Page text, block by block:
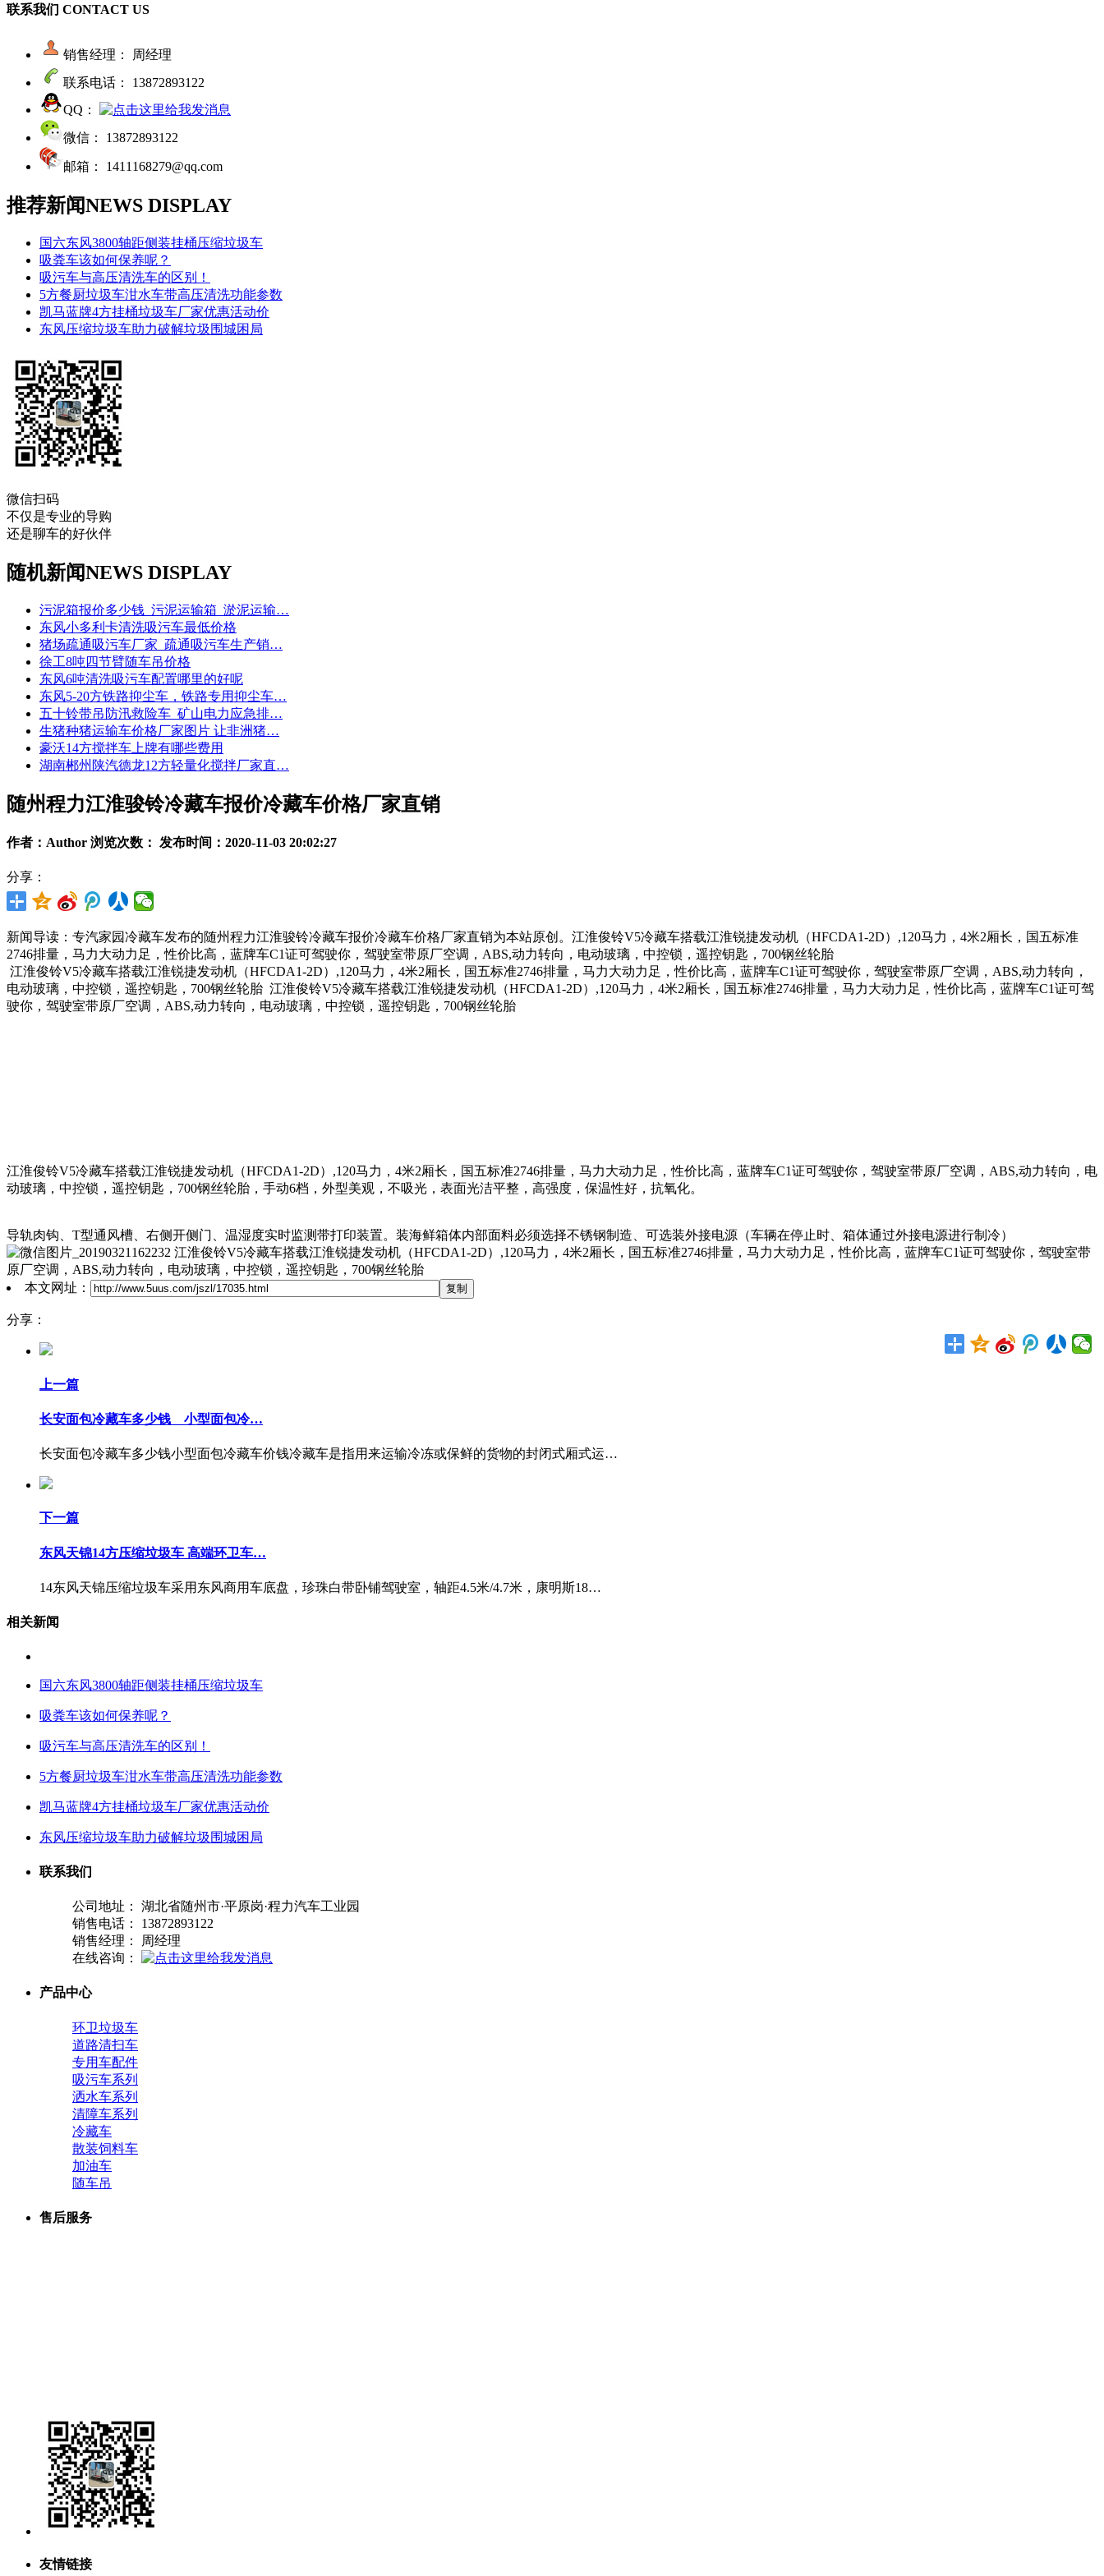
联系我们 CONTACT US
销售经理： 周经理
联系电话： 13872893122
QQ：
微信： 13872893122
邮箱： 1411168279@qq.com
推荐新闻NEWS DISPLAY
国六东风3800轴距侧装挂桶压缩垃圾车
吸粪车该如何保养呢？
吸污车与高压清洗车的区别！
5方餐厨垃圾车泔水车带高压清洗功能参数
凯马蓝牌4方挂桶垃圾车厂家优惠活动价
东风压缩垃圾车助力破解垃圾围城困局
微信扫码
不仅是专业的导购
还是聊车的好伙伴
随机新闻NEWS DISPLAY
污泥箱报价多少钱_污泥运输箱_淤泥运输…
东风小多利卡清洗吸污车最低价格
猪场疏通吸污车厂家_疏通吸污车生产销…
徐工8吨四节臂随车吊价格
东风6吨清洗吸污车配置哪里的好呢
东风5-20方铁路抑尘车，铁路专用抑尘车…
五十铃带吊防汛救险车_矿山电力应急排…
生猪种猪运输车价格厂家图片 让非洲猪…
豪沃14方搅拌车上牌有哪些费用
湖南郴州陕汽德龙12方轻量化搅拌厂家直…
随州程力江淮骏铃冷藏车报价冷藏车价格厂家直销
作者：Author 浏览次数： 发布时间：2020-11-03 20:02:27
分享：
新闻导读：专汽家园冷藏车发布的随州程力江淮骏铃冷藏车报价冷藏车价格厂家直销为本站原创。江淮俊铃V5冷藏车搭载江淮锐捷发动机（HFCDA1-2D）,120马力，4米2厢长，国五标准
2746排量，马力大动力足，性价比高，蓝牌车C1证可驾驶你，驾驶室带原厂空调，ABS,动力转向，电动玻璃，中控锁，遥控钥匙，700钢丝轮胎
江淮俊铃V5冷藏车搭载江淮锐捷发动机（HFCDA1-2D）,120马力，4米2厢长，国五标准2746排量，马力大动力足，性价比高，蓝牌车C1证可驾驶你，驾驶室带原厂空调，ABS,动力转向，
电动玻璃，中控锁，遥控钥匙，700钢丝轮胎 江淮俊铃V5冷藏车搭载江淮锐捷发动机（HFCDA1-2D）,120马力，4米2厢长，国五标准2746排量，马力大动力足，性价比高，蓝牌车C1证可驾
驶你，驾驶室带原厂空调，ABS,动力转向，电动玻璃，中控锁，遥控钥匙，700钢丝轮胎
江淮俊铃V5冷藏车搭载江淮锐捷发动机（HFCDA1-2D）,120马力，4米2厢长，国五标准2746排量，马力大动力足，性价比高，蓝牌车C1证可驾驶你，驾驶室带原厂空调，ABS,动力转向，电
动玻璃，中控锁，遥控钥匙，700钢丝轮胎，手动6档，外型美观，不吸光，表面光洁平整，高强度，保温性好，抗氧化。
导轨肉钩、 T型通风槽、右侧开侧门、温湿度实时监测带打印装置。装海鲜箱体内部面料必须选择不锈钢制造、可选装外接电源（车辆在停止时、箱体通过外接电源进行制冷）
江淮俊铃V5冷藏车搭载江淮锐捷发动机（HFCDA1-2D）,120马力，4米2厢长，国五标准2746排量，马力大动力足，性价比高，蓝牌车C1证可驾驶你，驾驶室带
原厂空调，ABS,动力转向，电动玻璃，中控锁，遥控钥匙，700钢丝轮胎
本文网址：
分享：
上一篇
长安面包冷藏车多少钱 小型面包冷…
长安面包冷藏车多少钱小型面包冷藏车价钱冷藏车是指用来运输冷冻或保鲜的货物的封闭式厢式运…
下一篇
东风天锦14方压缩垃圾车 高端环卫车…
14东风天锦压缩垃圾车采用东风商用车底盘，珍珠白带卧铺驾驶室，轴距4.5米/4.7米，康明斯18…
相关新闻
国六东风3800轴距侧装挂桶压缩垃圾车
吸粪车该如何保养呢？
吸污车与高压清洗车的区别！
5方餐厨垃圾车泔水车带高压清洗功能参数
凯马蓝牌4方挂桶垃圾车厂家优惠活动价
东风压缩垃圾车助力破解垃圾围城困局
联系我们
公司地址： 湖北省随州市·平原岗·程力汽车工业园
销售电话： 13872893122
销售经理： 周经理
在线咨询：
产品中心
环卫垃圾车
道路清扫车
专用车配件
吸污车系列
洒水车系列
清障车系列
冷藏车
散装饲料车
加油车
随车吊
售后服务
友情链接